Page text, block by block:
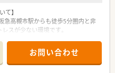
て】
急高槻市駅からも徒歩5分圏内と非
スが少ない環境です。
を磨くことが可能です。
4名の手厚い体制で、1200品目以上
調剤を行っています。
お問い合わせ